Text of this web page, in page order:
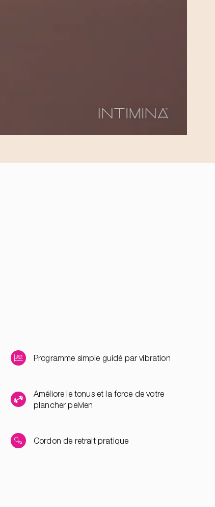
Programme simple guidé par vibration
Améliore le tonus et la force de votre
plancher pelvien
Cordon de retrait pratique